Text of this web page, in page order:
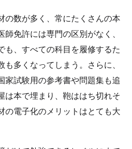
の数が多く、常にたくさんの本
師免許には専門の区別がなく、
も、すべての科目を履修するた
多くなってしまう。さらに、
家試験用の参考書や問題集も追
は本で埋まり、鞄ははち切れそ
の電子化のメリットはとても大